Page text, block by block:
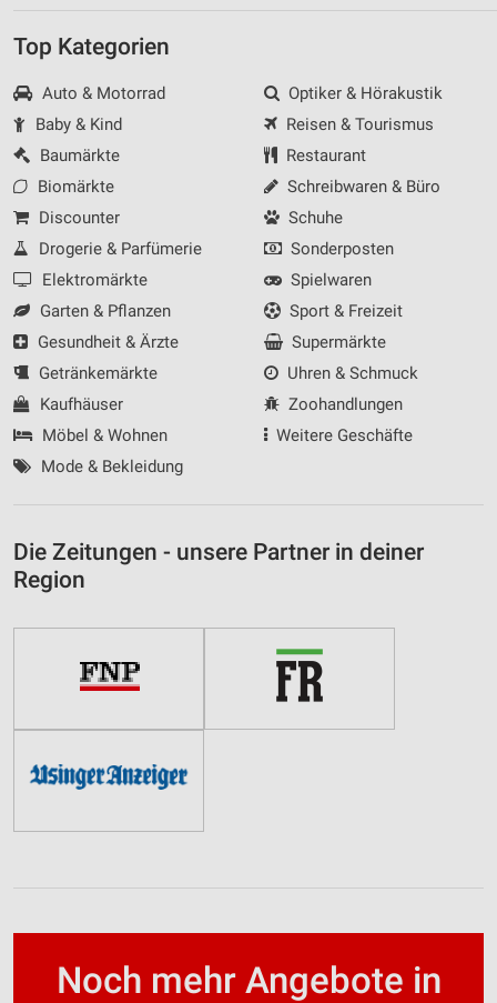
Top Kategorien
Auto & Motorrad
Baby & Kind
Baumärkte
Biomärkte
Discounter
Drogerie & Parfümerie
Elektromärkte
Garten & Pflanzen
Gesundheit & Ärzte
Getränkemärkte
Kaufhäuser
Möbel & Wohnen
Mode & Bekleidung
Optiker & Hörakustik
Reisen & Tourismus
Restaurant
Schreibwaren & Büro
Schuhe
Sonderposten
Spielwaren
Sport & Freizeit
Supermärkte
Uhren & Schmuck
Zoohandlungen
Weitere Geschäfte
Die Zeitungen - unsere Partner in deiner
Region
Noch mehr Angebote in